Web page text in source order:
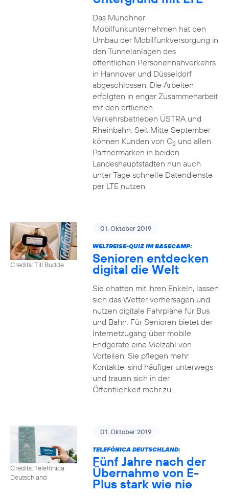
Das Münchner
Mobilfunkunternehmen hat den
Umbau der Mobilfunkversorgung in
den Tunnelanlagen des
öffentlichen Personennahverkehrs
in Hannover und Düsseldorf
abgeschlossen. Die Arbeiten
erfolgten in enger Zusammenarbeit
mit den örtlichen
Verkehrsbetrieben ÜSTRA und
Rheinbahn. Seit Mitte September
können Kunden von O2und allen
Partnermarken in beiden
Landeshauptstädten nun auch
unter Tage schnelle Datendienste
per LTE nutzen.
Credits: Till Budde
01. Oktober 2019
WELTREISE-QUIZ IM BASECAMP:
Senioren entdecken
digital die Welt
Sie chatten mit ihren Enkeln, lassen
sich das Wetter vorhersagen und
nutzen digitale Fahrpläne für Bus
und Bahn. Für Senioren bietet der
Internetzugang über mobile
Endgeräte eine Vielzahl von
Vorteilen: Sie pflegen mehr
Kontakte, sind häufiger unterwegs
und trauen sich in der
Öffentlichkeit mehr zu.
Credits: Telefónica
Deutschland
01. Oktober 2019
TELEFÓNICA DEUTSCHLAND:
Fünf Jahre nach der
Übernahme von E-
Plus stark wie nie